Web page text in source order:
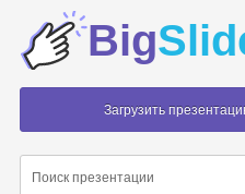
Big
Загрузить